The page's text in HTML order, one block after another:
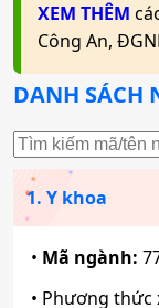
XEM THÊM
Công An,
DANH SÁCH
1. Y khoa
• Mã ngành:
• Phương thức